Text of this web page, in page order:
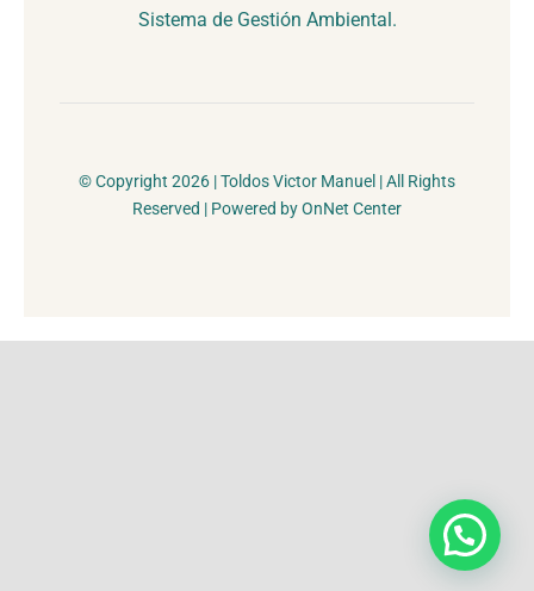
Sistema de Gestión Ambiental.
© Copyright 2026 | Toldos Victor Manuel | All Rights
Reserved | Powered by OnNet Center